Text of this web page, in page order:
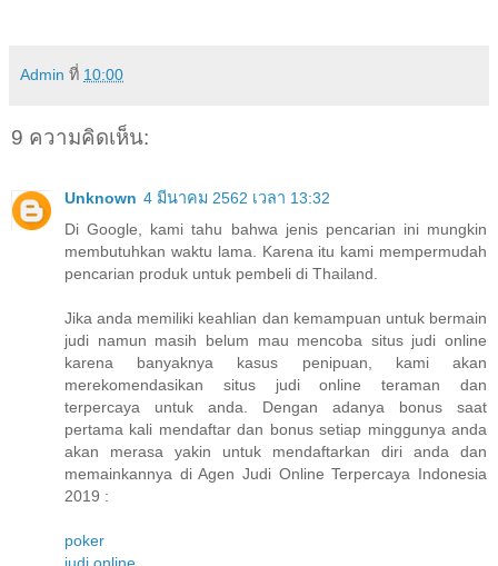
Admin ที่ 10:00
9 ความคิดเห็น:
Unknown 4 มีนาคม 2562 เวลา 13:32
Di Google, kami tahu bahwa jenis pencarian ini mungkin
membutuhkan waktu lama. Karena itu kami mempermudah
pencarian produk untuk pembeli di Thailand.
Jika anda memiliki keahlian dan kemampuan untuk bermain
judi namun masih belum mau mencoba situs judi online
karena banyaknya kasus penipuan, kami akan
merekomendasikan situs judi online teraman dan
terpercaya untuk anda. Dengan adanya bonus saat
pertama kali mendaftar dan bonus setiap minggunya anda
akan merasa yakin untuk mendaftarkan diri anda dan
memainkannya di Agen Judi Online Terpercaya Indonesia
2019 :
poker